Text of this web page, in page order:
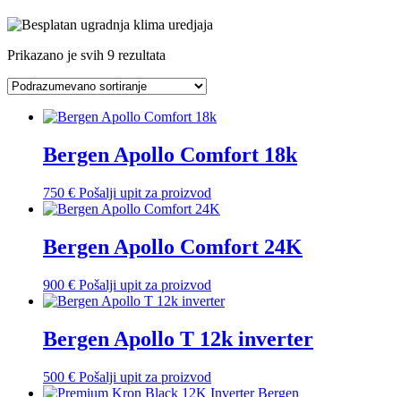
Prikazano je svih 9 rezultata
Bergen Apollo Comfort 18k
750 € Pošalji upit za proizvod
Bergen Apollo Comfort 24K
900 € Pošalji upit za proizvod
Bergen Apollo T 12k inverter
500 € Pošalji upit za proizvod